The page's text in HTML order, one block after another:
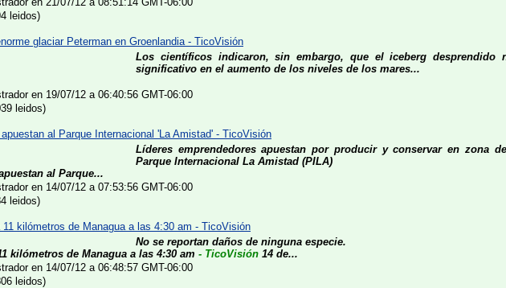
leidos)
glaciar Peterman en Groenlandia - TicoVisión
Los científicos indicaron, sin embargo, que el iceberg desprendido
significativo en el aumento de los niveles de los mares...
en 19/07/12 a 06:40:56 GMT-06:00
leidos)
apuestan al Parque Internacional 'La Amistad' - TicoVisión
Lí­deres emprendedores apuestan por producir y conservar en zona
Parque Internacional La Amistad (PILA)
al Parque...
en 14/07/12 a 07:53:56 GMT-06:00
leidos)
11 kilómetros de Managua a las 4:30 am - TicoVisión
No se reportan daños de ninguna especie.
kilómetros de Managua a las 4:30 am - TicoVisión 14 de...
en 14/07/12 a 06:48:57 GMT-06:00
leidos)